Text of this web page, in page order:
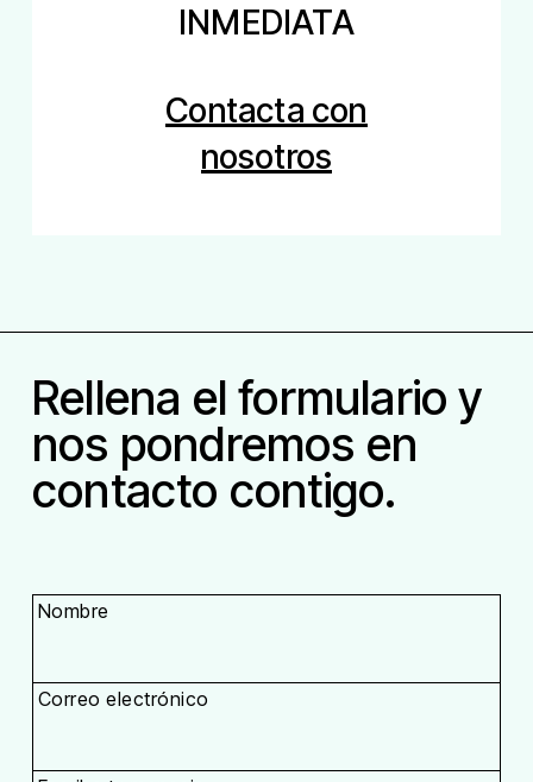
INMEDIATA
Contacta con
nosotros
Rellena el formulario y
nos pondremos en
contacto contigo.
Nombre
Correo electrónico